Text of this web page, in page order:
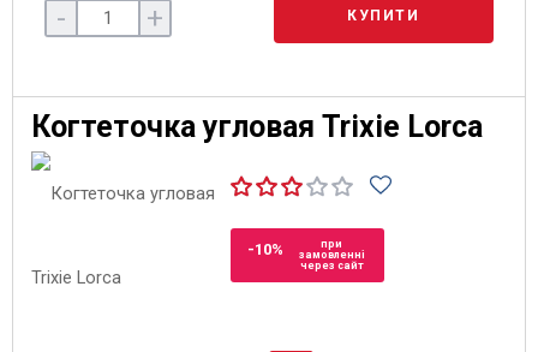
- + КУПИТИ
Когтеточка угловая Trixie Lorca
-10%
при
замовленні
через сайт